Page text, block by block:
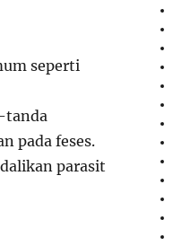
seperti
tanda
pada feses.
parasit